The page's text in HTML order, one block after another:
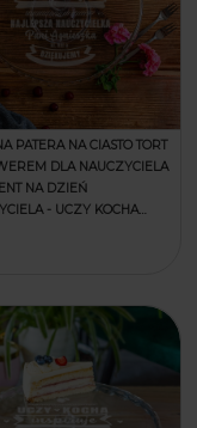
PATERA NA CIASTO TORT
DLA NAUCZYCIELA
NA DZIEŃ
- UCZY KOCHA